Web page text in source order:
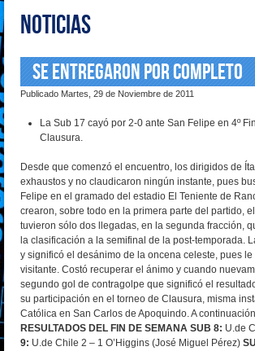
Noticias
Se entregaron por completo
Publicado Martes, 29 de Noviembre de 2011
La Sub 17 cayó por 2-0 ante San Felipe en 4º
Clausura.
Desde que comenzó el encuentro, los dirigidos de
exhaustos y no claudicaron ningún instante, pues
Felipe en el gramado del estadio El Teniente de
crearon, sobre todo en la primera parte del partido,
tuvieron sólo dos llegadas, en la segunda fracción,
la clasificación a la semifinal de la post-temporada.
y significó el desánimo de la oncena celeste, pues
visitante. Costó recuperar el ánimo y cuando
segundo gol de contragolpe que significó el
su participación en el torneo de Clausura, misma
Católica en San Carlos de Apoquindo. A
RESULTADOS DEL FIN DE SEMANA SUB 8: U.de
9: U.de Chile 2 – 1 O’Higgins (José Miguel Pérez)